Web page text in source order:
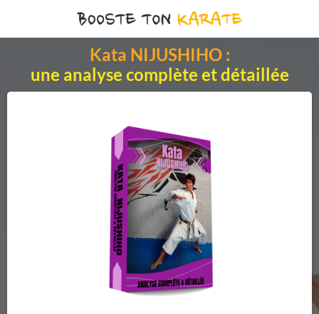
Kata NIJUSHIHO :
une analyse complète et détaillée